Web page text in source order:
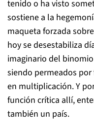
tenido o ha visto
sostiene a la
maqueta forzada
hoy se desestabiliza
imaginario del
siendo permeados
en multiplicación. Y
función crítica allí,
también un país.